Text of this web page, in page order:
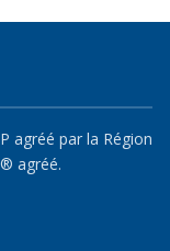
agréé par la Région
agréé.